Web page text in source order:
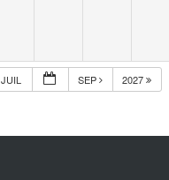
JUIL SEP 2027